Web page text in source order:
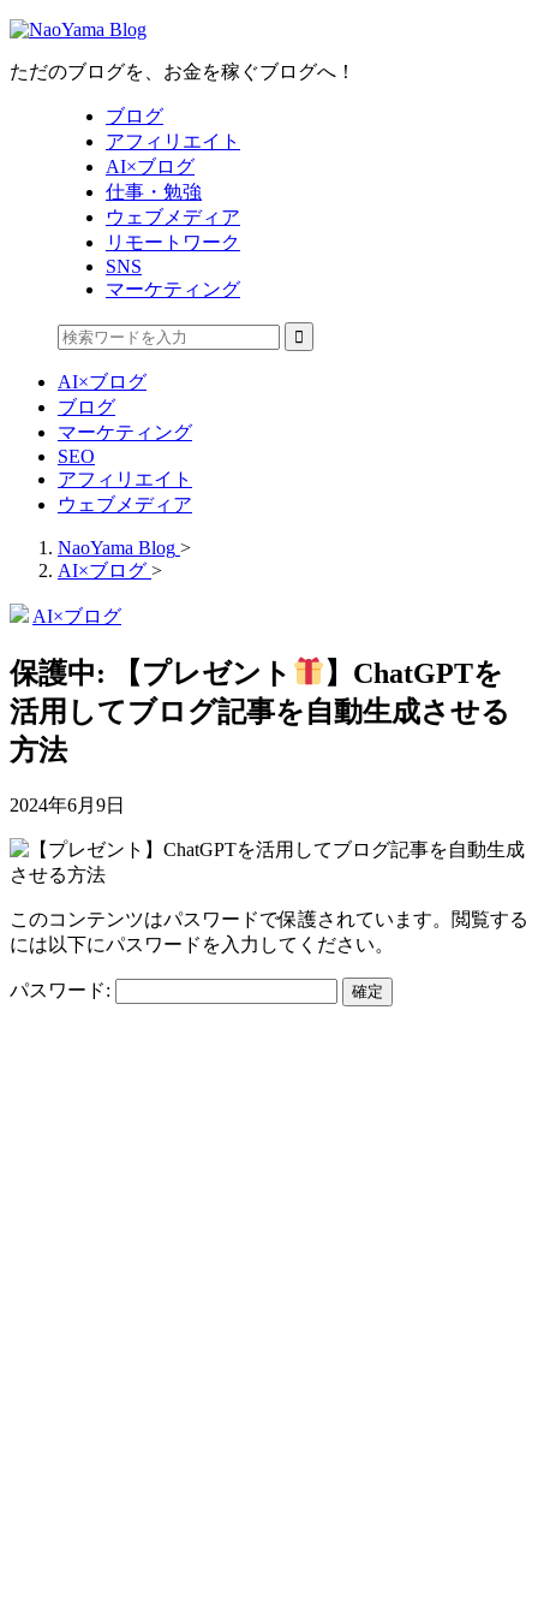
ただのブログを、お金を稼ぐブログへ！
ブログ
アフィリエイト
AI×ブログ
仕事・勉強
ウェブメディア
リモートワーク
SNS
マーケティング
AI×ブログ
ブログ
マーケティング
SEO
アフィリエイト
ウェブメディア
NaoYama Blog >
AI×ブログ >
AI×ブログ
保護中: 【プレゼント
】ChatGPTを
活用してブログ記事を自動生成させる
方法
2024年6月9日
このコンテンツはパスワードで保護されています。閲覧する
には以下にパスワードを入力してください。
パスワード: